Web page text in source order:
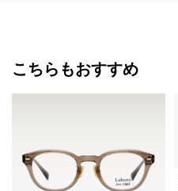
こちらもおすすめ